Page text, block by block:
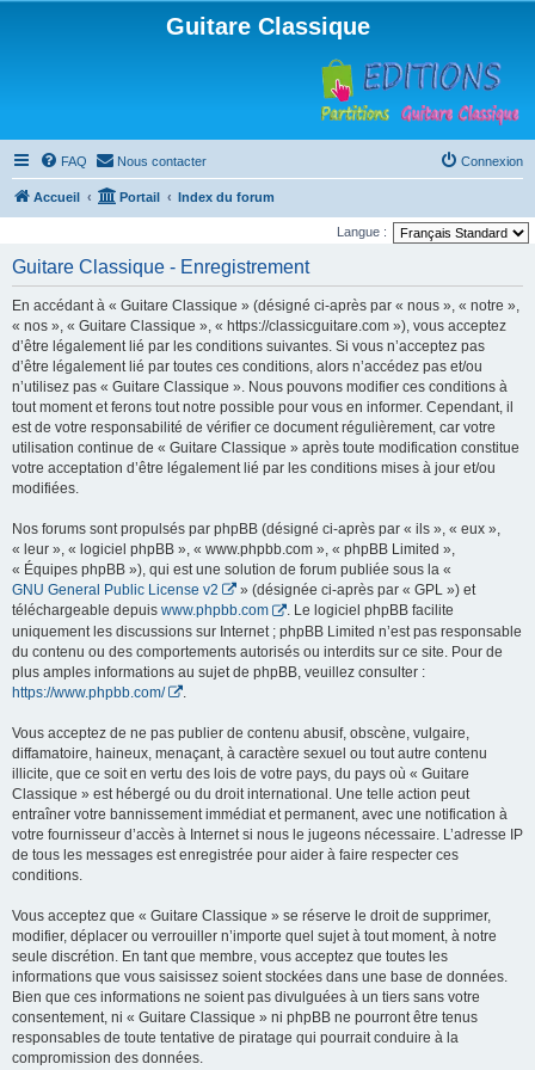
Guitare Classique
FAQ Nous contacter Connexion
Accueil Portail Index du forum
Langue :
Guitare Classique - Enregistrement
En accédant à « Guitare Classique » (désigné ci-après par « nous », « notre »,
« nos », « Guitare Classique », « https://classicguitare.com »), vous acceptez
d’être légalement lié par les conditions suivantes. Si vous n’acceptez pas
d’être légalement lié par toutes ces conditions, alors n’accédez pas et/ou
n’utilisez pas « Guitare Classique ». Nous pouvons modifier ces conditions à
tout moment et ferons tout notre possible pour vous en informer. Cependant, il
est de votre responsabilité de vérifier ce document régulièrement, car votre
utilisation continue de « Guitare Classique » après toute modification constitue
votre acceptation d’être légalement lié par les conditions mises à jour et/ou
modifiées.
Nos forums sont propulsés par phpBB (désigné ci-après par « ils », « eux »,
« leur », « logiciel phpBB », « www.phpbb.com », « phpBB Limited »,
« Équipes phpBB »), qui est une solution de forum publiée sous la «
GNU General Public License v2
» (désignée ci-après par « GPL ») et
téléchargeable depuis www.phpbb.com
. Le logiciel phpBB facilite
uniquement les discussions sur Internet ; phpBB Limited n’est pas responsable
du contenu ou des comportements autorisés ou interdits sur ce site. Pour de
plus amples informations au sujet de phpBB, veuillez consulter :
https://www.phpbb.com/
Vous acceptez de ne pas publier de contenu abusif, obscène, vulgaire,
diffamatoire, haineux, menaçant, à caractère sexuel ou tout autre contenu
illicite, que ce soit en vertu des lois de votre pays, du pays où « Guitare
Classique » est hébergé ou du droit international. Une telle action peut
entraîner votre bannissement immédiat et permanent, avec une notification à
votre fournisseur d’accès à Internet si nous le jugeons nécessaire. L’adresse IP
de tous les messages est enregistrée pour aider à faire respecter ces
conditions.
Vous acceptez que « Guitare Classique » se réserve le droit de supprimer,
modifier, déplacer ou verrouiller n’importe quel sujet à tout moment, à notre
seule discrétion. En tant que membre, vous acceptez que toutes les
informations que vous saisissez soient stockées dans une base de données.
Bien que ces informations ne soient pas divulguées à un tiers sans votre
consentement, ni « Guitare Classique » ni phpBB ne pourront être tenus
responsables de toute tentative de piratage qui pourrait conduire à la
compromission des données.